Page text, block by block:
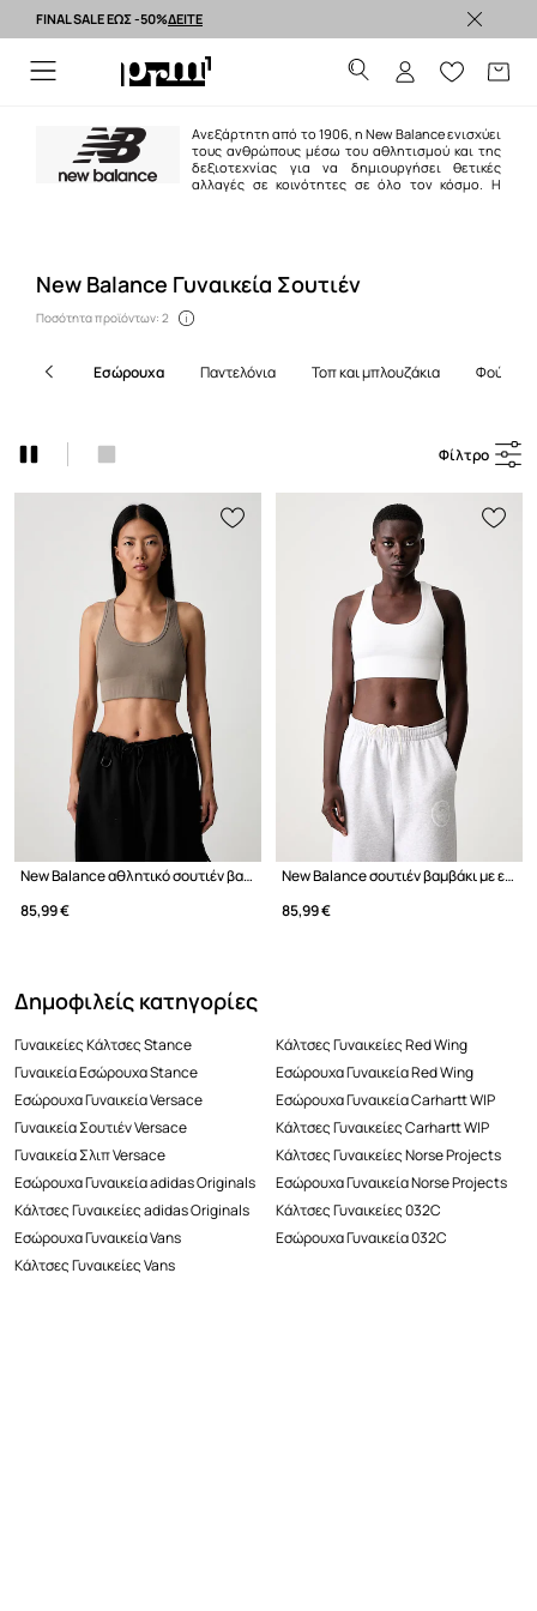
FINAL SALE ΕΩΣ -50%ΔΕΙΤΕ
Ανεξάρτητη από το 1906, η New Balance ενισχύει
τους ανθρώπους μέσω του αθλητισμού και της
δεξιοτεχνίας για να δημιουργήσει θετικές
αλλαγές σε κοινότητες σε όλο τον κόσμο. Η
New Balance Γυναικεία Σουτιέν
Ποσότητα προϊόντων: 2
εσώρουχα παντελόνια τοπ και μπλουζάκια φούστες
Φίλτρο
New Balance αθλητικό σουτιέν βαμβακερό με ελαστάν
85,99 €
New Balance σουτιέν βαμβάκι με ελαστάν
85,99 €
Δημοφιλείς κατηγορίες
Γυναικείες Κάλτσες Stance
Γυναικεία Εσώρουχα Stance
Εσώρουχα Γυναικεία Versace
Γυναικεία Σουτιέν Versace
Γυναικεία Σλιπ Versace
Εσώρουχα Γυναικεία adidas Originals
Κάλτσες Γυναικείες adidas Originals
Εσώρουχα Γυναικεία Vans
Κάλτσες Γυναικείες Vans
Κάλτσες Γυναικείες Red Wing
Εσώρουχα Γυναικεία Red Wing
Εσώρουχα Γυναικεία Carhartt WIP
Κάλτσες Γυναικείες Carhartt WIP
Κάλτσες Γυναικείες Norse Projects
Εσώρουχα Γυναικεία Norse Projects
Κάλτσες Γυναικείες 032C
Εσώρουχα Γυναικεία 032C